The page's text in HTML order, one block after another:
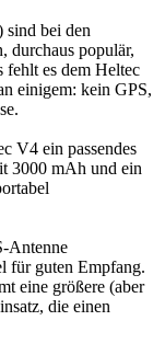
sind bei den
durchaus populär,
es dem Heltec
einigem: kein GPS,
V4 ein passendes
3000 mAh und ein
Antenne
für guten Empfang.
eine größere (aber
die einen